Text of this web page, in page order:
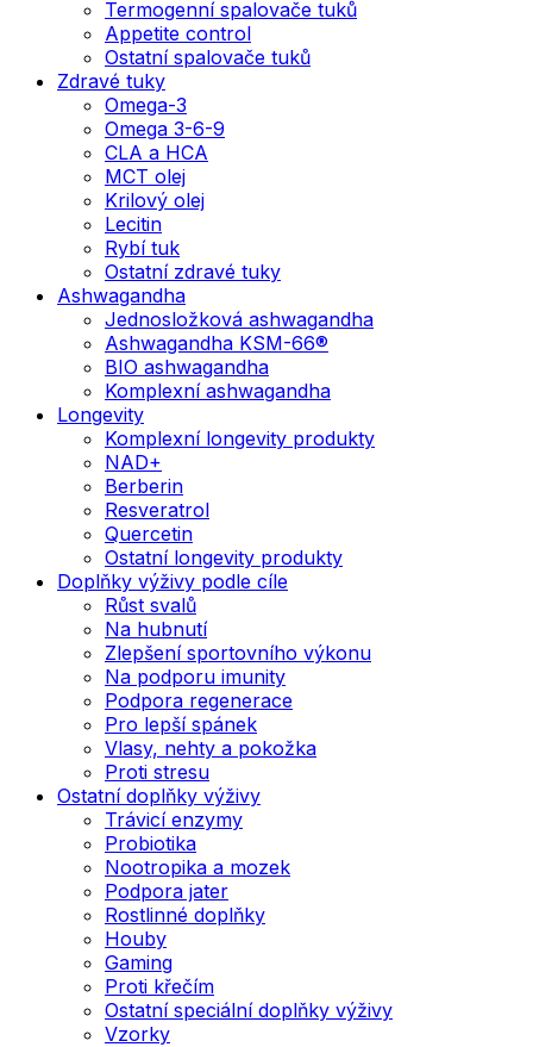
Termogenní spalovače tuků
Appetite control
Ostatní spalovače tuků
Zdravé tuky
Omega-3
Omega 3-6-9
CLA a HCA
MCT olej
Krilový olej
Lecitin
Rybí tuk
Ostatní zdravé tuky
Ashwagandha
Jednosložková ashwagandha
Ashwagandha KSM-66®
BIO ashwagandha
Komplexní ashwagandha
Longevity
Komplexní longevity produkty
NAD+
Berberin
Resveratrol
Quercetin
Ostatní longevity produkty
Doplňky výživy podle cíle
Růst svalů
Na hubnutí
Zlepšení sportovního výkonu
Na podporu imunity
Podpora regenerace
Pro lepší spánek
Vlasy, nehty a pokožka
Proti stresu
Ostatní doplňky výživy
Trávicí enzymy
Probiotika
Nootropika a mozek
Podpora jater
Rostlinné doplňky
Houby
Gaming
Proti křečím
Ostatní speciální doplňky výživy
Vzorky